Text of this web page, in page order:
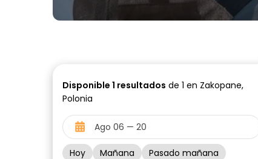
Disponible 1 resultados de 1 en Zakopane,
Polonia
Hoy Mañana Pasado mañana